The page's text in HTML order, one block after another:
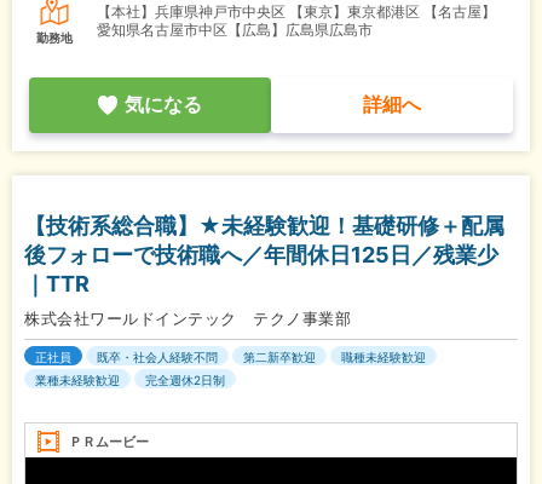
勤務地
【本社】兵庫県神戸市中央区 【東京】東京都港区 【名古屋】
愛知県名古屋市中区【広島】広島県広島市
気になる 詳細へ
【技術系総合職】★未経験歓迎！基礎研修＋配属
後フォローで技術職へ／年間休日125日／残業少
｜TTR
株式会社ワールドインテック テクノ事業部
正社員 既卒・社会人経験不問 第二新卒歓迎
職種未経験歓迎
業種未経験歓迎
完全週休2日制
ＰＲムービー